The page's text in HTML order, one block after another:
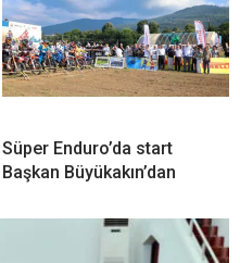
Süper Enduro’da start
Başkan Büyükakın’dan